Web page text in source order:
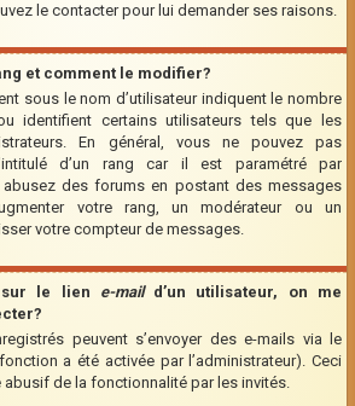
le contacter pour lui demander ses raisons.
et comment le modifier?
sous le nom d’utilisateur indiquent le nombre
identifient certains utilisateurs tels que les
En général, vous ne pouvez pas
d’un rang car il est paramétré par
abusez des forums en postant des messages
votre rang, un modérateur ou un
votre compteur de messages.
le lien e-maild’un utilisateur, on me
peuvent s’envoyer des e-mails via le
a été activée par l’administrateur). Ceci
de la fonctionnalité par les invités.